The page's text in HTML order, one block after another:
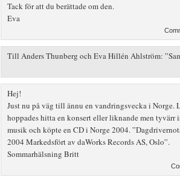
Tack för att du berättade om den.
Eva
Till Anders Thunberg och Eva Hillén Ahlström:
Hej!
Just nu på väg till ännu en vandringsvecka i Norge.
hoppades hitta en konsert eller liknande men tyvärr
musik och köpte en CD i Norge 2004.
2004 Markedsfört av daWorks Records AS, Oslo”.
Sommarhälsning Britt